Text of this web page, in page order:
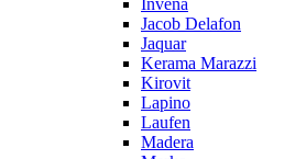
Invena
Jacob Delafon
Jaquar
Kerama Marazzi
Kirovit
Lapino
Laufen
Madera